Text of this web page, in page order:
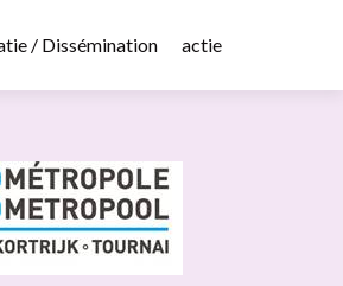
/ Dissémination actie